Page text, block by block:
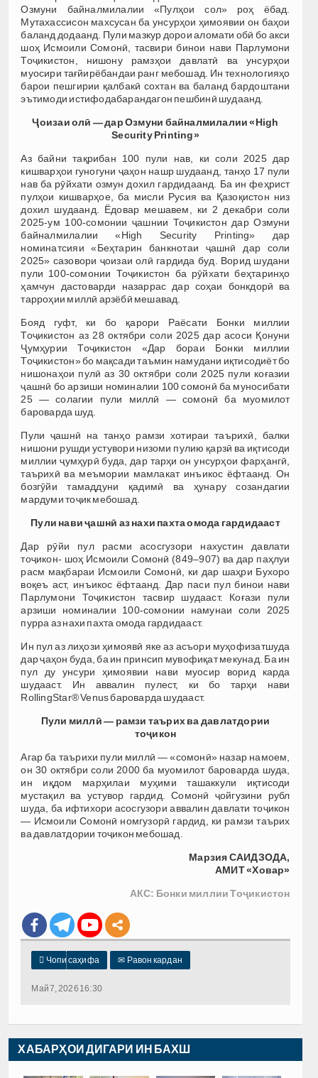
Озмуни байналмилалии «Пулҳои сол» роҳ ёбад.
Мутахассисон махсусан ба унсурҳои ҳимоявии он баҳои
баланд додаанд. Пули мазкур дорои аломати обӣ бо акси
шоҳ Исмоили Сомонӣ, тасвири бинои нави Парлумони
Тоҷикистон, нишону рамзҳои давлатӣ ва унсурҳои
муосири тағйирёбандаи ранг мебошад. Ин технологияҳо
барои пешгирии қалбакӣ сохтан ва баланд бардоштани
эътимоди истифодабарандагон пешбинӣ шудаанд.
Ҷоизаи олӣ — дар Озмуни байналмилалии «High
Security Printing»
Аз байни тақрибан 100 пули нав, ки соли 2025 дар
кишварҳои гуногуни ҷаҳон нашр шудаанд, танҳо 17 пули
нав ба рӯйхати озмун дохил гардидаанд. Ба ин феҳрист
пулҳои кишварҳое, ба мисли Русия ва Қазоқистон низ
дохил шудаанд. Ёдовар мешавем, ки 2 декабри соли
2025-ум 100-сомонии ҷашнии Тоҷикистон дар Озмуни
байналмилалии «High Security Printing» дар
номинатсияи «Беҳтарин банкнотаи ҷашнӣ дар соли
2025» сазовори ҷоизаи олӣ гардида буд. Ворид шудани
пули 100-сомонии Тоҷикистон ба рӯйхати беҳтаринҳо
ҳамчун дастоварди назаррас дар соҳаи бонкдорӣ ва
тарроҳии миллӣ арзёбӣ мешавад.
Бояд гуфт, ки бо қарори Раёсати Бонки миллии
Тоҷикистон аз 28 октябри соли 2025 дар асоси Қонуни
Ҷумҳурии Тоҷикистон «Дар бораи Бонки миллии
Тоҷикистон» бо мақсади таъмин намудани иқтисодиёт бо
нишонаҳои пулӣ аз 30 октябри соли 2025 пули коғазии
ҷашнӣ бо арзиши номиналии 100 сомонӣ ба муносибати
25 — солагии пули миллӣ — сомонӣ ба муомилот
бароварда шуд.
Пули ҷашнӣ на танҳо рамзи хотираи таърихӣ, балки
нишони рушди устувори низоми пулию қарзӣ ва иқтисоди
миллии ҷумҳурӣ буда, дар тарҳи он унсурҳои фарҳангӣ,
таърихӣ ва меъмории мамлакат инъикос ёфтаанд. Он
бозгӯйи тамаддуни қадимӣ ва ҳунару созандагии
мардуми тоҷик мебошад.
Пули нави ҷашнӣ аз нахи пахта омода гардидааст
Дар рӯйи пул расми асосгузори нахустин давлати
тоҷикон- шоҳ Исмоили Сомонӣ (849–907) ва дар паҳлуи
расм мақбараи Исмоили Сомонӣ, ки дар шаҳри Бухоро
воқеъ аст, инъикос ёфтаанд. Дар паси пул бинои нави
Парлумони Тоҷикистон тасвир шудааст. Коғази пули
арзиши номиналии 100-сомонии намунаи соли 2025
пурра аз нахи пахта омода гардидааст.
Ин пул аз лиҳози ҳимоявӣ яке аз асъори муҳофизатшуда
дар ҷаҳон буда, ба ин принсип мувофиқат мекунад. Ба ин
пул ду унсури ҳимоявии нави муосир ворид карда
шудааст. Ин аввалин пулест, ки бо тарҳи нави
RollingStar® Venus бароварда шудааст.
Пули миллӣ — рамзи таърих ва давлатдории
тоҷикон
Агар ба таърихи пули миллӣ — «сомонӣ» назар намоем,
он 30 октябри соли 2000 ба муомилот бароварда шуда,
ин иқдом марҳилаи муҳими ташаккули иқтисоди
мустақил ва устувор гардид. Сомонӣ ҷойгузини рубл
шуда, ба ифтихори асосгузори аввалин давлати тоҷикон
— Исмоили Сомонӣ номгузорӣ гардид, ки рамзи таърих
ва давлатдории тоҷикон мебошад.
Марзия САИДЗОДА,
АМИТ «Ховар»
АКС: Бонки миллии Тоҷикистон
 Чопи саҳифа ✉ Равон кардан
Май 7, 2026 16:30
ХАБАРҲОИ ДИГАРИ ИН БАХШ